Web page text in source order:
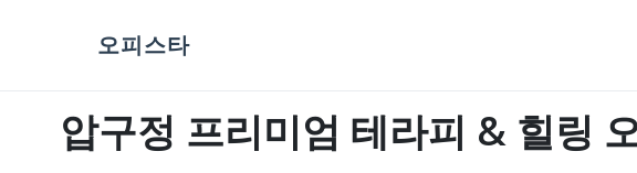
오피스타
압구정 프리미엄 테라피 & 힐링